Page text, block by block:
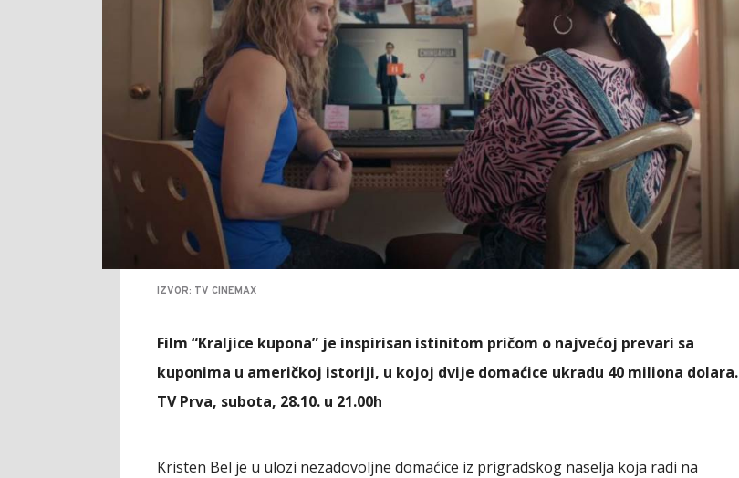
IZVOR: TV CINEMAX
Film “Kraljice kupona” je inspirisan istinitom pričom o najvećoj prevari sa
kuponima u američkoj istoriji, u kojoj dvije domaćice ukradu 40 miliona dolara.
TV Prva, subota, 28.10. u 21.00h
Kristen Bel je u ulozi nezadovoljne domaćice iz prigradskog naselja koja radi na